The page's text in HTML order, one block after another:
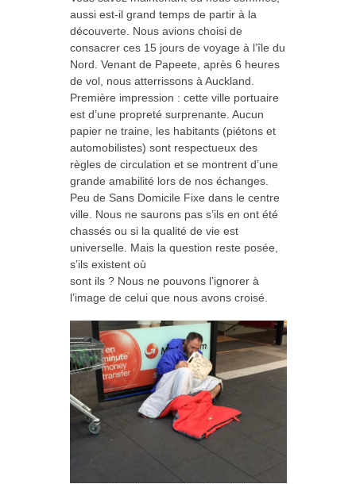
aussi est-il grand temps de partir à la
découverte. Nous avions choisi de
consacrer ces 15 jours de voyage à l’île du
Nord. Venant de Papeete, après 6 heures
de vol, nous atterrissons à Auckland.
Première impression : cette ville portuaire
est d’une propreté surprenante. Aucun
papier ne traine, les habitants (piétons et
automobilistes) sont respectueux des
règles de circulation et se montrent d’une
grande amabilité lors de nos échanges.
Peu de Sans Domicile Fixe dans le centre
ville. Nous ne saurons pas s’ils en ont été
chassés ou si la qualité de vie est
universelle. Mais la question reste posée,
s’ils existent où
sont ils ? Nous ne pouvons l’ignorer à
l’image de celui que nous avons croisé.